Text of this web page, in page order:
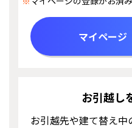
マイペー
お引越し
お引越先や建て替え